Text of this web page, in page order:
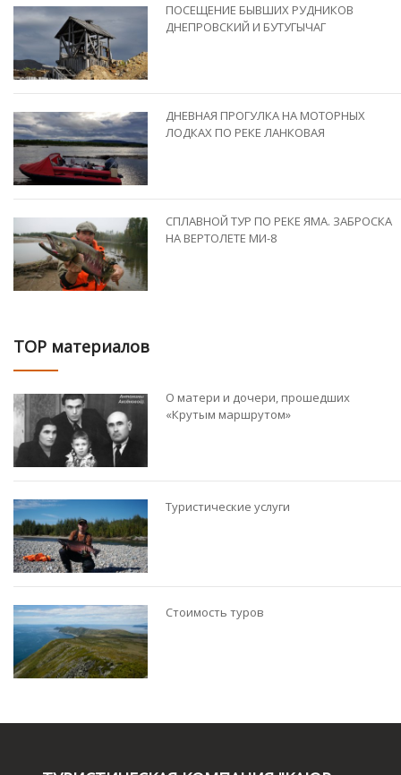
ПОСЕЩЕНИЕ БЫВШИХ РУДНИКОВ
ДНЕПРОВСКИЙ И БУТУГЫЧАГ
ДНЕВНАЯ ПРОГУЛКА НА МОТОРНЫХ
ЛОДКАХ ПО РЕКЕ ЛАНКОВАЯ
СПЛАВНОЙ ТУР ПО РЕКЕ ЯМА. ЗАБРОСКА
НА ВЕРТОЛЕТЕ МИ-8
TOP материалов
О матери и дочери, прошедших
«Крутым маршрутом»
Туристические услуги
Стоимость туров